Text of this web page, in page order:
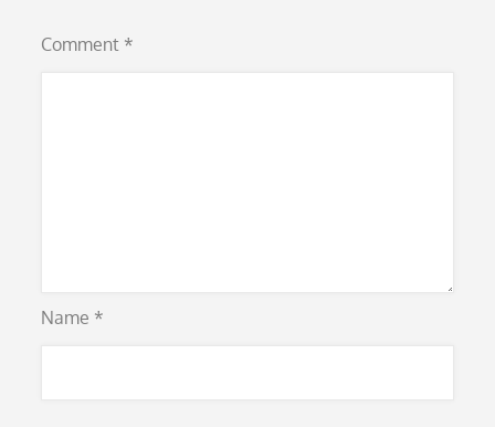
Comment *
Name *